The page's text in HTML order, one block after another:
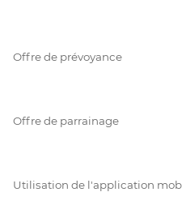
Offre de prévoyance
Offre de parrainage
Utilisation de l'application